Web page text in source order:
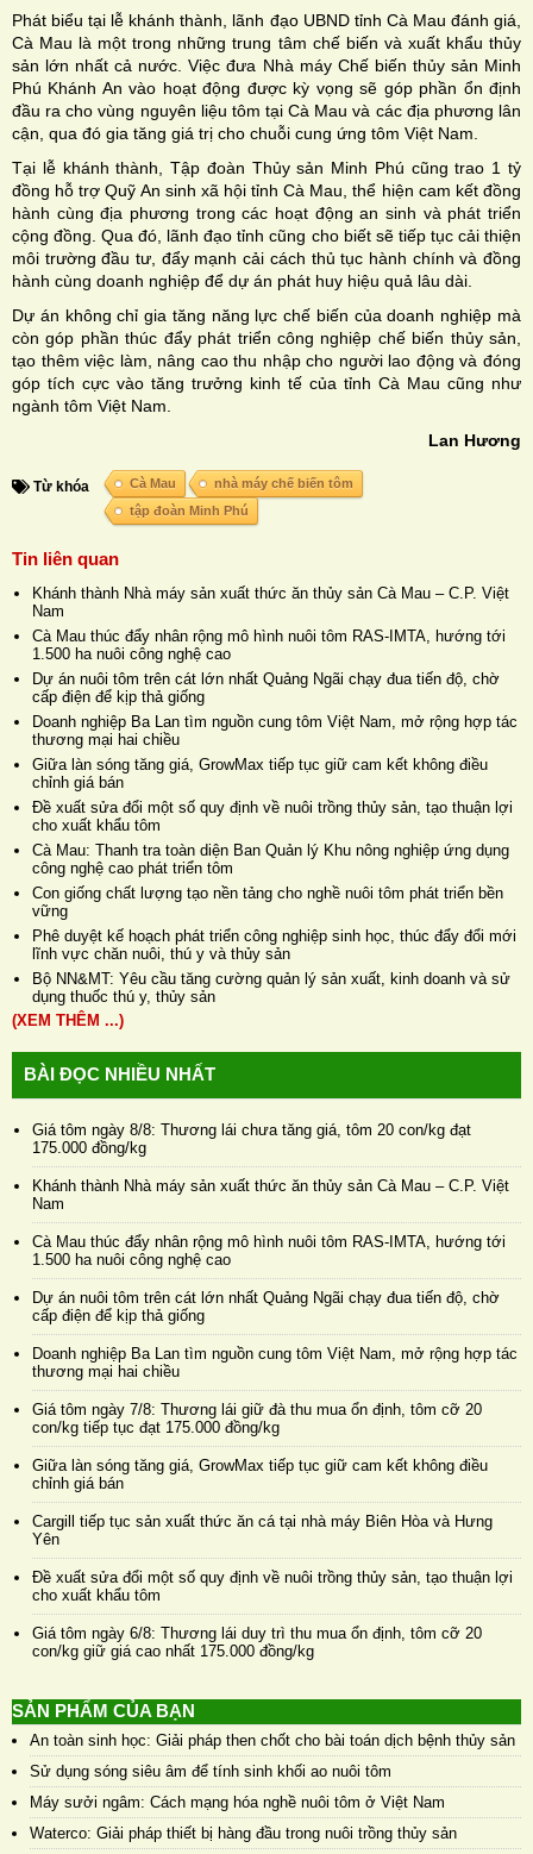
Phát biểu tại lễ khánh thành, lãnh đạo UBND tỉnh Cà Mau đánh giá,
Cà Mau là một trong những trung tâm chế biến và xuất khẩu thủy
sản lớn nhất cả nước. Việc đưa Nhà máy Chế biến thủy sản Minh
Phú Khánh An vào hoạt động được kỳ vọng sẽ góp phần ổn định
đầu ra cho vùng nguyên liệu tôm tại Cà Mau và các địa phương lân
cận, qua đó gia tăng giá trị cho chuỗi cung ứng tôm Việt Nam.
Tại lễ khánh thành, Tập đoàn Thủy sản Minh Phú cũng trao 1 tỷ
đồng hỗ trợ Quỹ An sinh xã hội tỉnh Cà Mau, thể hiện cam kết đồng
hành cùng địa phương trong các hoạt động an sinh và phát triển
cộng đồng. Qua đó, lãnh đạo tỉnh cũng cho biết sẽ tiếp tục cải thiện
môi trường đầu tư, đẩy mạnh cải cách thủ tục hành chính và đồng
hành cùng doanh nghiệp để dự án phát huy hiệu quả lâu dài.
Dự án không chỉ gia tăng năng lực chế biến của doanh nghiệp mà
còn góp phần thúc đẩy phát triển công nghiệp chế biến thủy sản,
tạo thêm việc làm, nâng cao thu nhập cho người lao động và đóng
góp tích cực vào tăng trưởng kinh tế của tỉnh Cà Mau cũng như
ngành tôm Việt Nam.
Lan Hương
Từ khóa Cà Mau
nhà máy chế biến tôm
tập đoàn Minh Phú
Tin liên quan
Khánh thành Nhà máy sản xuất thức ăn thủy sản Cà Mau – C.P. Việt
Nam
Cà Mau thúc đẩy nhân rộng mô hình nuôi tôm RAS-IMTA, hướng tới
1.500 ha nuôi công nghệ cao
Dự án nuôi tôm trên cát lớn nhất Quảng Ngãi chạy đua tiến độ, chờ
cấp điện để kịp thả giống
Doanh nghiệp Ba Lan tìm nguồn cung tôm Việt Nam, mở rộng hợp tác
thương mại hai chiều
Giữa làn sóng tăng giá, GrowMax tiếp tục giữ cam kết không điều
chỉnh giá bán
Đề xuất sửa đổi một số quy định về nuôi trồng thủy sản, tạo thuận lợi
cho xuất khẩu tôm
Cà Mau: Thanh tra toàn diện Ban Quản lý Khu nông nghiệp ứng dụng
công nghệ cao phát triển tôm
Con giống chất lượng tạo nền tảng cho nghề nuôi tôm phát triển bền
vững
Phê duyệt kế hoạch phát triển công nghiệp sinh học, thúc đẩy đổi mới
lĩnh vực chăn nuôi, thú y và thủy sản
Bộ NN&MT: Yêu cầu tăng cường quản lý sản xuất, kinh doanh và sử
dụng thuốc thú y, thủy sản
(XEM THÊM ...)
BÀI ĐỌC NHIỀU NHẤT
Giá tôm ngày 8/8: Thương lái chưa tăng giá, tôm 20 con/kg đạt
175.000 đồng/kg
Khánh thành Nhà máy sản xuất thức ăn thủy sản Cà Mau – C.P. Việt
Nam
Cà Mau thúc đẩy nhân rộng mô hình nuôi tôm RAS-IMTA, hướng tới
1.500 ha nuôi công nghệ cao
Dự án nuôi tôm trên cát lớn nhất Quảng Ngãi chạy đua tiến độ, chờ
cấp điện để kịp thả giống
Doanh nghiệp Ba Lan tìm nguồn cung tôm Việt Nam, mở rộng hợp tác
thương mại hai chiều
Giá tôm ngày 7/8: Thương lái giữ đà thu mua ổn định, tôm cỡ 20
con/kg tiếp tục đạt 175.000 đồng/kg
Giữa làn sóng tăng giá, GrowMax tiếp tục giữ cam kết không điều
chỉnh giá bán
Cargill tiếp tục sản xuất thức ăn cá tại nhà máy Biên Hòa và Hưng
Yên
Đề xuất sửa đổi một số quy định về nuôi trồng thủy sản, tạo thuận lợi
cho xuất khẩu tôm
Giá tôm ngày 6/8: Thương lái duy trì thu mua ổn định, tôm cỡ 20
con/kg giữ giá cao nhất 175.000 đồng/kg
SẢN PHẨM CỦA BẠN
An toàn sinh học: Giải pháp then chốt cho bài toán dịch bệnh thủy sản
Sử dụng sóng siêu âm để tính sinh khối ao nuôi tôm
Máy sưởi ngâm: Cách mạng hóa nghề nuôi tôm ở Việt Nam
Waterco: Giải pháp thiết bị hàng đầu trong nuôi trồng thủy sản